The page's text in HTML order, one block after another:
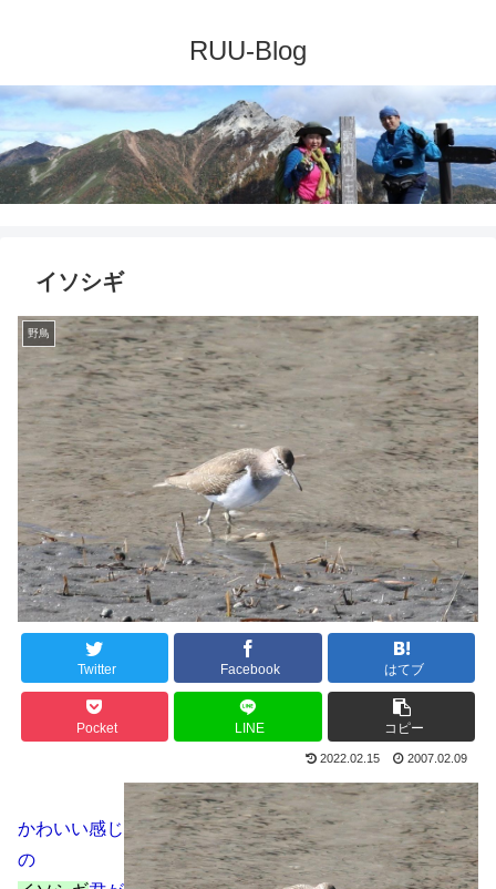
イソシギ
野鳥
Twitter Facebook はてブ
Pocket LINE コピー
2022.02.15 2007.02.09
かわいい感じ
の